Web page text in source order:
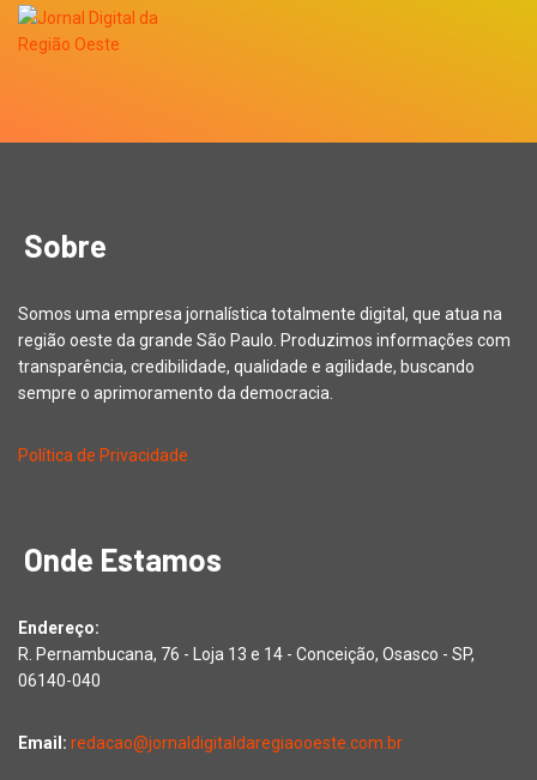
Sobre
Somos uma empresa jornalística totalmente digital, que atua na
região oeste da grande São Paulo. Produzimos informações com
transparência, credibilidade, qualidade e agilidade, buscando
sempre o aprimoramento da democracia.
Política de Privacidade
Onde Estamos
Endereço:
R. Pernambucana, 76 - Loja 13 e 14 - Conceição, Osasco - SP,
06140-040
Email: redacao@jornaldigitaldaregiaooeste.com.br